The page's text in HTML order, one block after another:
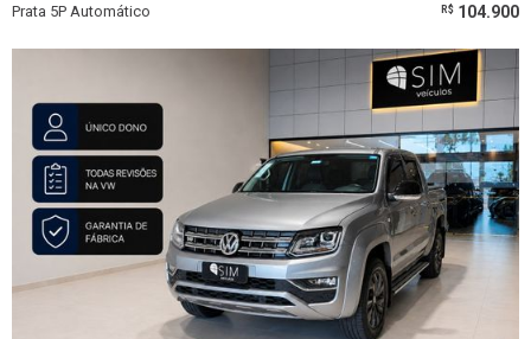
Prata 5P Automático R$ 104.900